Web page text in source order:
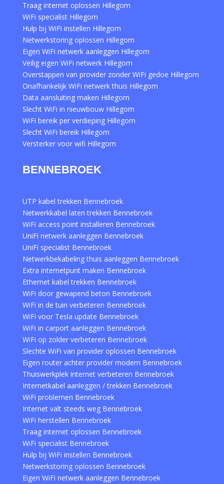
Traag internet oplossen Hillegom
WiFi specialist Hillegom
Hulp bij WiFi instellen Hillegom
Netwerkstoring oplossen Hillegom
Eigen WiFi netwerk aanleggen Hillegom
Veilig eigen WiFi netwerk Hillegom
Overstappen van provider zonder WiFi gedoe Hillegom
Onafhankelijk WiFi netwerk thuis Hillegom
Data aansluiting maken Hillegom
Slecht WiFi in nieuwbouw Hillegom
WiFi bereik per verdieping Hillegom
Slecht WiFi bereik Hillegom
Versterker voor wifi Hillegom
BENNEBROEK
UTP kabel trekken Bennebroek
Netwerkkabel laten trekken Bennebroek
WiFi access point installeren Bennebroek
UniFi netwerk aanleggen Bennebroek
UniFi specialist Bennebroek
Netwerkbekabeling thuis aanleggen Bennebroek
Extra internetpunt maken Bennebroek
Ethernet kabel trekken Bennebroek
WiFi door gewapend beton Bennebroek
WiFi in de tuin verbeteren Bennebroek
WiFi voor Tesla update Bennebroek
WiFi in carport aanleggen Bennebroek
WiFi op zolder verbeteren Bennebroek
Slechte WiFi van provider oplossen Bennebroek
Eigen router achter provider modem Bennebroek
Thuiswerkplek internet verbeteren Bennebroek
Internetkabel aanleggen / trekken Bennebroek
WiFi problemen Bennebroek
Internet valt steeds weg Bennebroek
WiFi herstellen Bennebroek
Traag internet oplossen Bennebroek
WiFi specialist Bennebroek
Hulp bij WiFi instellen Bennebroek
Netwerkstoring oplossen Bennebroek
Eigen WiFi netwerk aanleggen Bennebroek